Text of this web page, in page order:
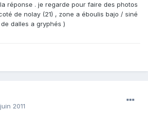
réponse . je regarde pour faire des photos
de nolay (21) , zone a éboulis bajo / siné
dalles a gryphés )
2011